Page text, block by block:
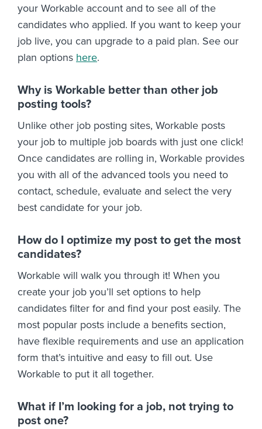
your Workable account and to see all of the
candidates who applied. If you want to keep your
job live, you can upgrade to a paid plan. See our
plan options here.
Why is Workable better than other job
posting tools?
Unlike other job posting sites, Workable posts
your job to multiple job boards with just one click!
Once candidates are rolling in, Workable provides
you with all of the advanced tools you need to
contact, schedule, evaluate and select the very
best candidate for your job.
How do I optimize my post to get the most
candidates?
Workable will walk you through it! When you
create your job you’ll set options to help
candidates filter for and find your post easily. The
most popular posts include a benefits section,
have flexible requirements and use an application
form that’s intuitive and easy to fill out. Use
Workable to put it all together.
What if I’m looking for a job, not trying to
post one?